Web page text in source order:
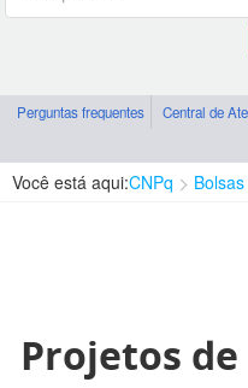
Perguntas frequentes Central de
Você está aqui:CNPq
Projetos de